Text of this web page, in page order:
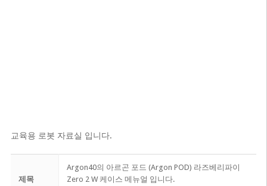
교육용 로봇 자료실 입니다.
제목
Argon40의 아르곤 포드 (Argon POD) 라즈베리파이
Zero 2 W 케이스 메뉴얼 입니다.